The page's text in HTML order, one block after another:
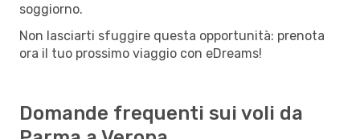
soggiorno.
Non lasciarti sfuggire questa opportunità: prenota
ora il tuo prossimo viaggio con eDreams!
Domande frequenti sui voli da